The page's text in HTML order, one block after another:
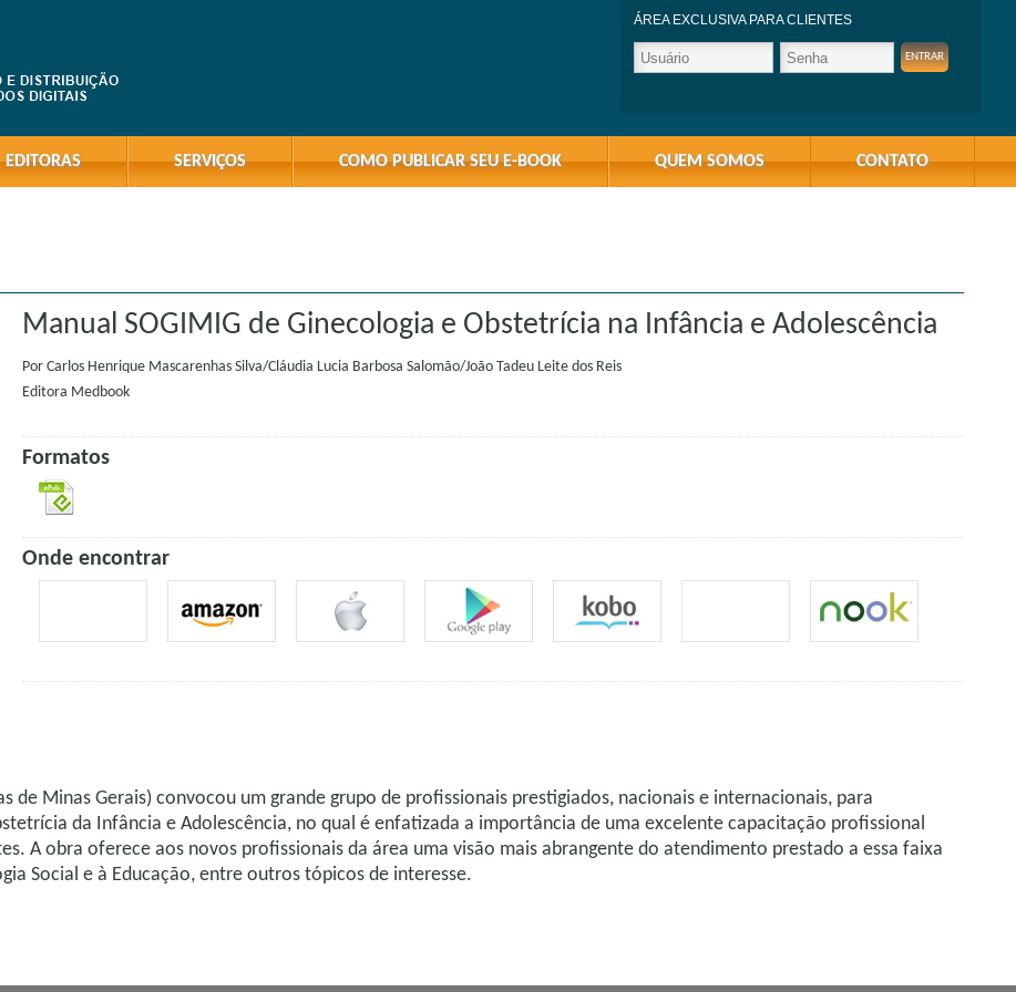
ÁREA EXCLUSIVA PARA CLIENTES
EDITORAS SERVIÇOS COMO PUBLICAR SEU E-BOOK QUEM SOMOS CONTATO
Manual SOGIMIG de Ginecologia e Obstetrícia na Infância e Adolescência
Por Carlos Henrique Mascarenhas Silva/Cláudia Lucia Barbosa Salomão/João Tadeu Leite dos Reis
Editora Medbook
Formatos
Onde encontrar
de Minas Gerais) convocou um grande grupo de profissionais prestigiados, nacionais e internacionais, para
da Infância e Adolescência, no qual é enfatizada a importância de uma excelente capacitação profissional
A obra oferece aos novos profissionais da área uma visão mais abrangente do atendimento prestado a essa faixa
Social e à Educação, entre outros tópicos de interesse.